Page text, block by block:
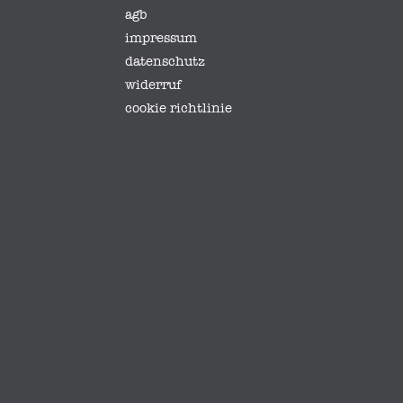
agb
impressum
datenschutz
widerruf
cookie richtlinie